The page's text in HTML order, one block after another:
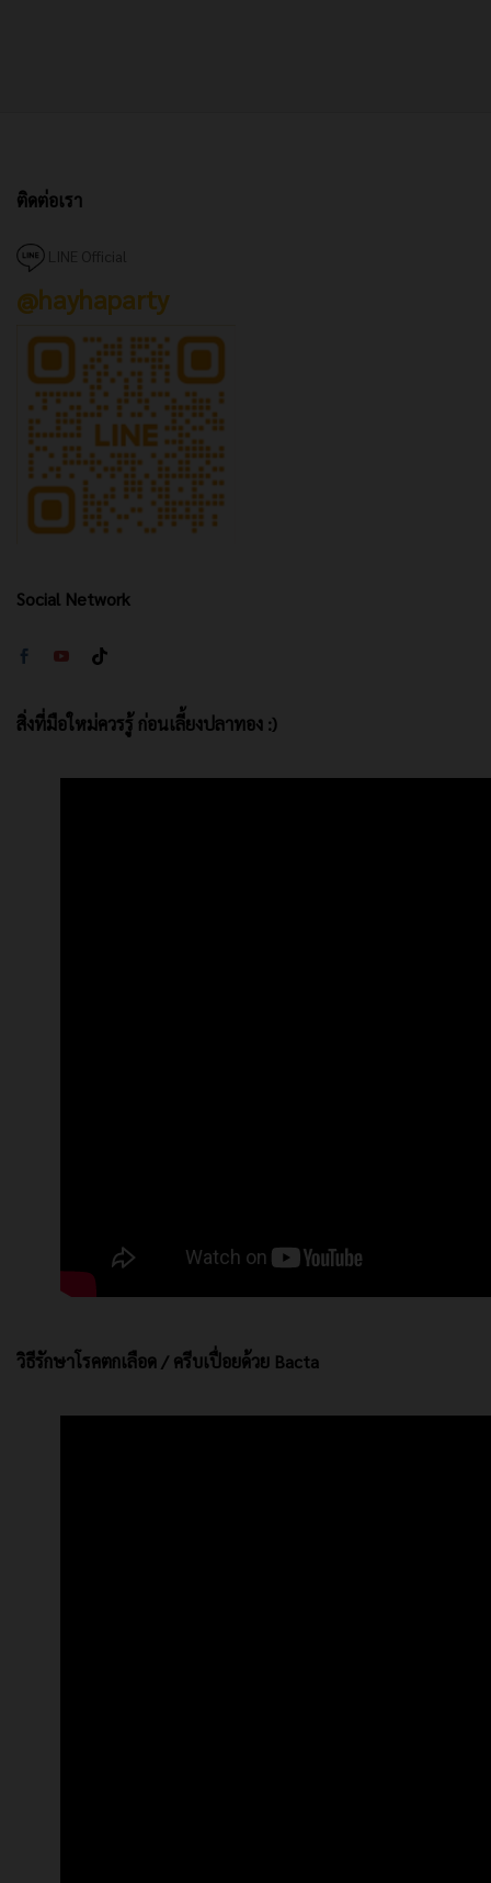
ติดต่อเรา
@hayhaparty
Social Network
สิ่งที่มือใหม่ควรรู้ ก่อนเลี้ยงปลาทอง :)
วิธีรักษาโรคตกเลือด / ครีบเปื่อยด้วย Bacta